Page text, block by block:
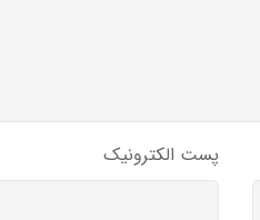
پست الکترونیک